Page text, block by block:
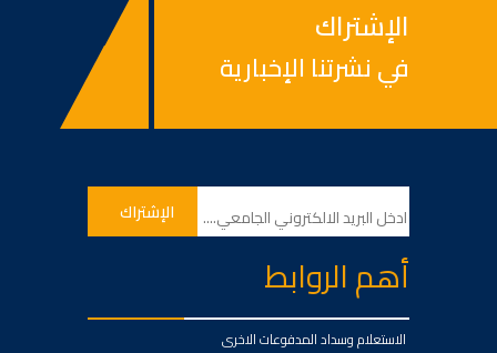
الإشتراك
في نشرتنا الإخبارية
أهم الروابط
الاستعلام وسداد المدفوعات الاخرى